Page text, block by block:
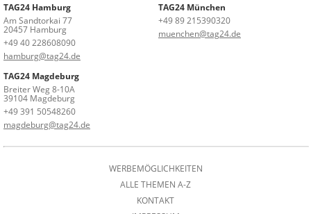
TAG24 Hamburg
Am Sandtorkai 77
20457 Hamburg
+49 40 228608090
hamburg@tag24.de
TAG24 München
+49 89 215390320
muenchen@tag24.de
TAG24 Magdeburg
Breiter Weg 8-10A
39104 Magdeburg
+49 391 50548260
magdeburg@tag24.de
WERBEMÖGLICHKEITEN
ALLE THEMEN A-Z
KONTAKT